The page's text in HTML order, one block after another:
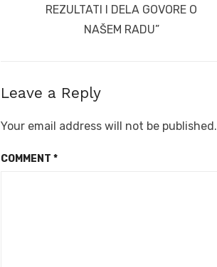
REZULTATI I DELA GOVORE O
NAŠEM RADU”
Leave a Reply
Your email address will not be published.
COMMENT *